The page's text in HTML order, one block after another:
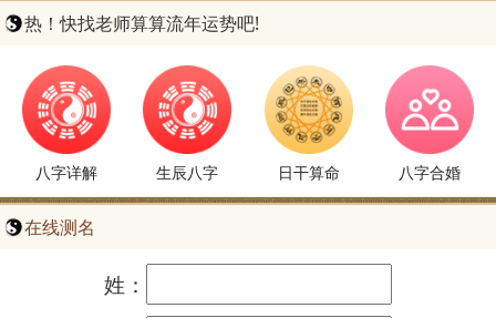
热！快找老师算算流年运势吧!
八字详解 生辰八字 日干算命 八字合婚
在线测名
姓：